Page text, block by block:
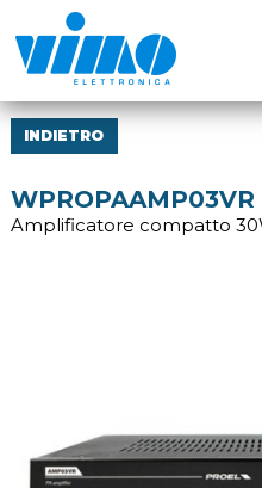
INDIETRO
WPROPAAMP03VR
Amplificatore compatto